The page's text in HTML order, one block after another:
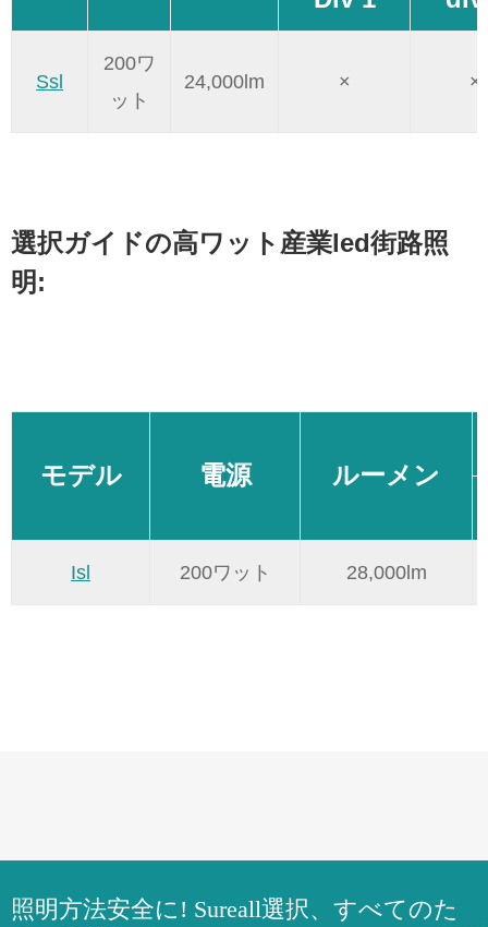
Ssl
200ワ
ット
24,000lm × ×
選択ガイドの高ワット産業led街路照
明:
モデル 電源 ルーメン
Isl 200ワット 28,000lm
照明方法安全に! Sureall選択、すべてのた